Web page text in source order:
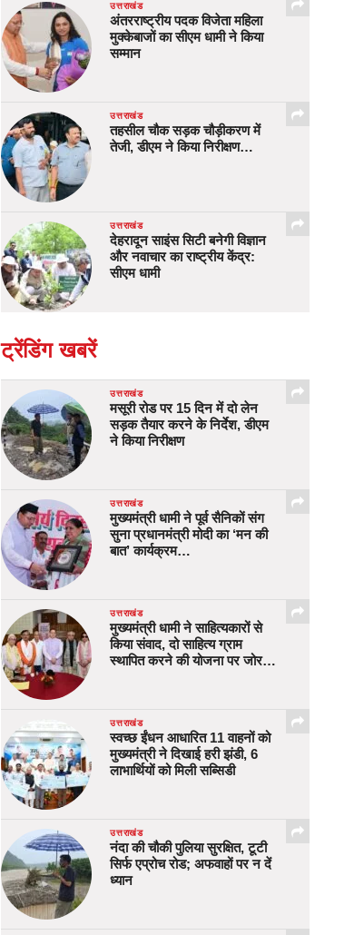
उत्तराखंड
अंतरराष्ट्रीय पदक विजेता महिला
मुक्केबाजों का सीएम धामी ने किया
सम्मान
उत्तराखंड
तहसील चौक सड़क चौड़ीकरण में
तेजी, डीएम ने किया निरीक्षण…
उत्तराखंड
देहरादून साइंस सिटी बनेगी विज्ञान
और नवाचार का राष्ट्रीय केंद्र:
सीएम धामी
ट्रेंडिंग खबरें
उत्तराखंड
मसूरी रोड पर 15 दिन में दो लेन
सड़क तैयार करने के निर्देश, डीएम
ने किया निरीक्षण
उत्तराखंड
मुख्यमंत्री धामी ने पूर्व सैनिकों संग
सुना प्रधानमंत्री मोदी का ‘मन की
बात’ कार्यक्रम…
उत्तराखंड
मुख्यमंत्री धामी ने साहित्यकारों से
किया संवाद, दो साहित्य ग्राम
स्थापित करने की योजना पर जोर…
उत्तराखंड
स्वच्छ ईंधन आधारित 11 वाहनों को
मुख्यमंत्री ने दिखाई हरी झंडी, 6
लाभार्थियों को मिली सब्सिडी
उत्तराखंड
नंदा की चौकी पुलिया सुरक्षित, टूटी
सिर्फ एप्रोच रोड; अफवाहों पर न दें
ध्यान